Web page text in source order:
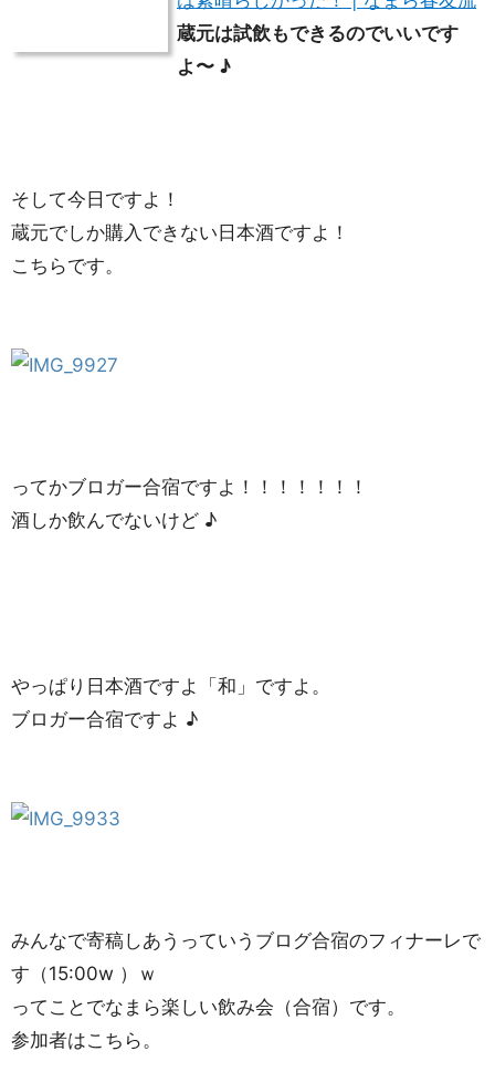
蔵元は試飲もできるのでいいです
よ〜 ♪
そして今日ですよ！
蔵元でしか購入できない日本酒ですよ！
こちらです。
ってかブロガー合宿ですよ！！！！！！！
酒しか飲んでないけど ♪
やっぱり日本酒ですよ「和」ですよ。
ブロガー合宿ですよ ♪
みんなで寄稿しあうっていうブログ合宿のフィナーレで
す（15:00w ）ｗ
ってことでなまら楽しい飲み会（合宿）です。
参加者はこちら。